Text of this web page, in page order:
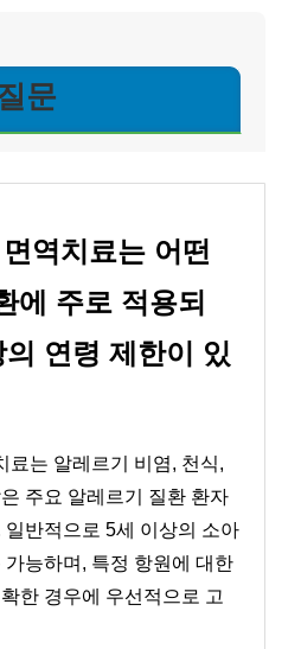
문
역치료는 어떤
에 주로 적용되
연령 제한이 있
료는 알레르기 비염, 천식,
주요 알레르기 질환 환자
반적으로 5세 이상의 소아
능하며, 특정 항원에 대한
한 경우에 우선적으로 고